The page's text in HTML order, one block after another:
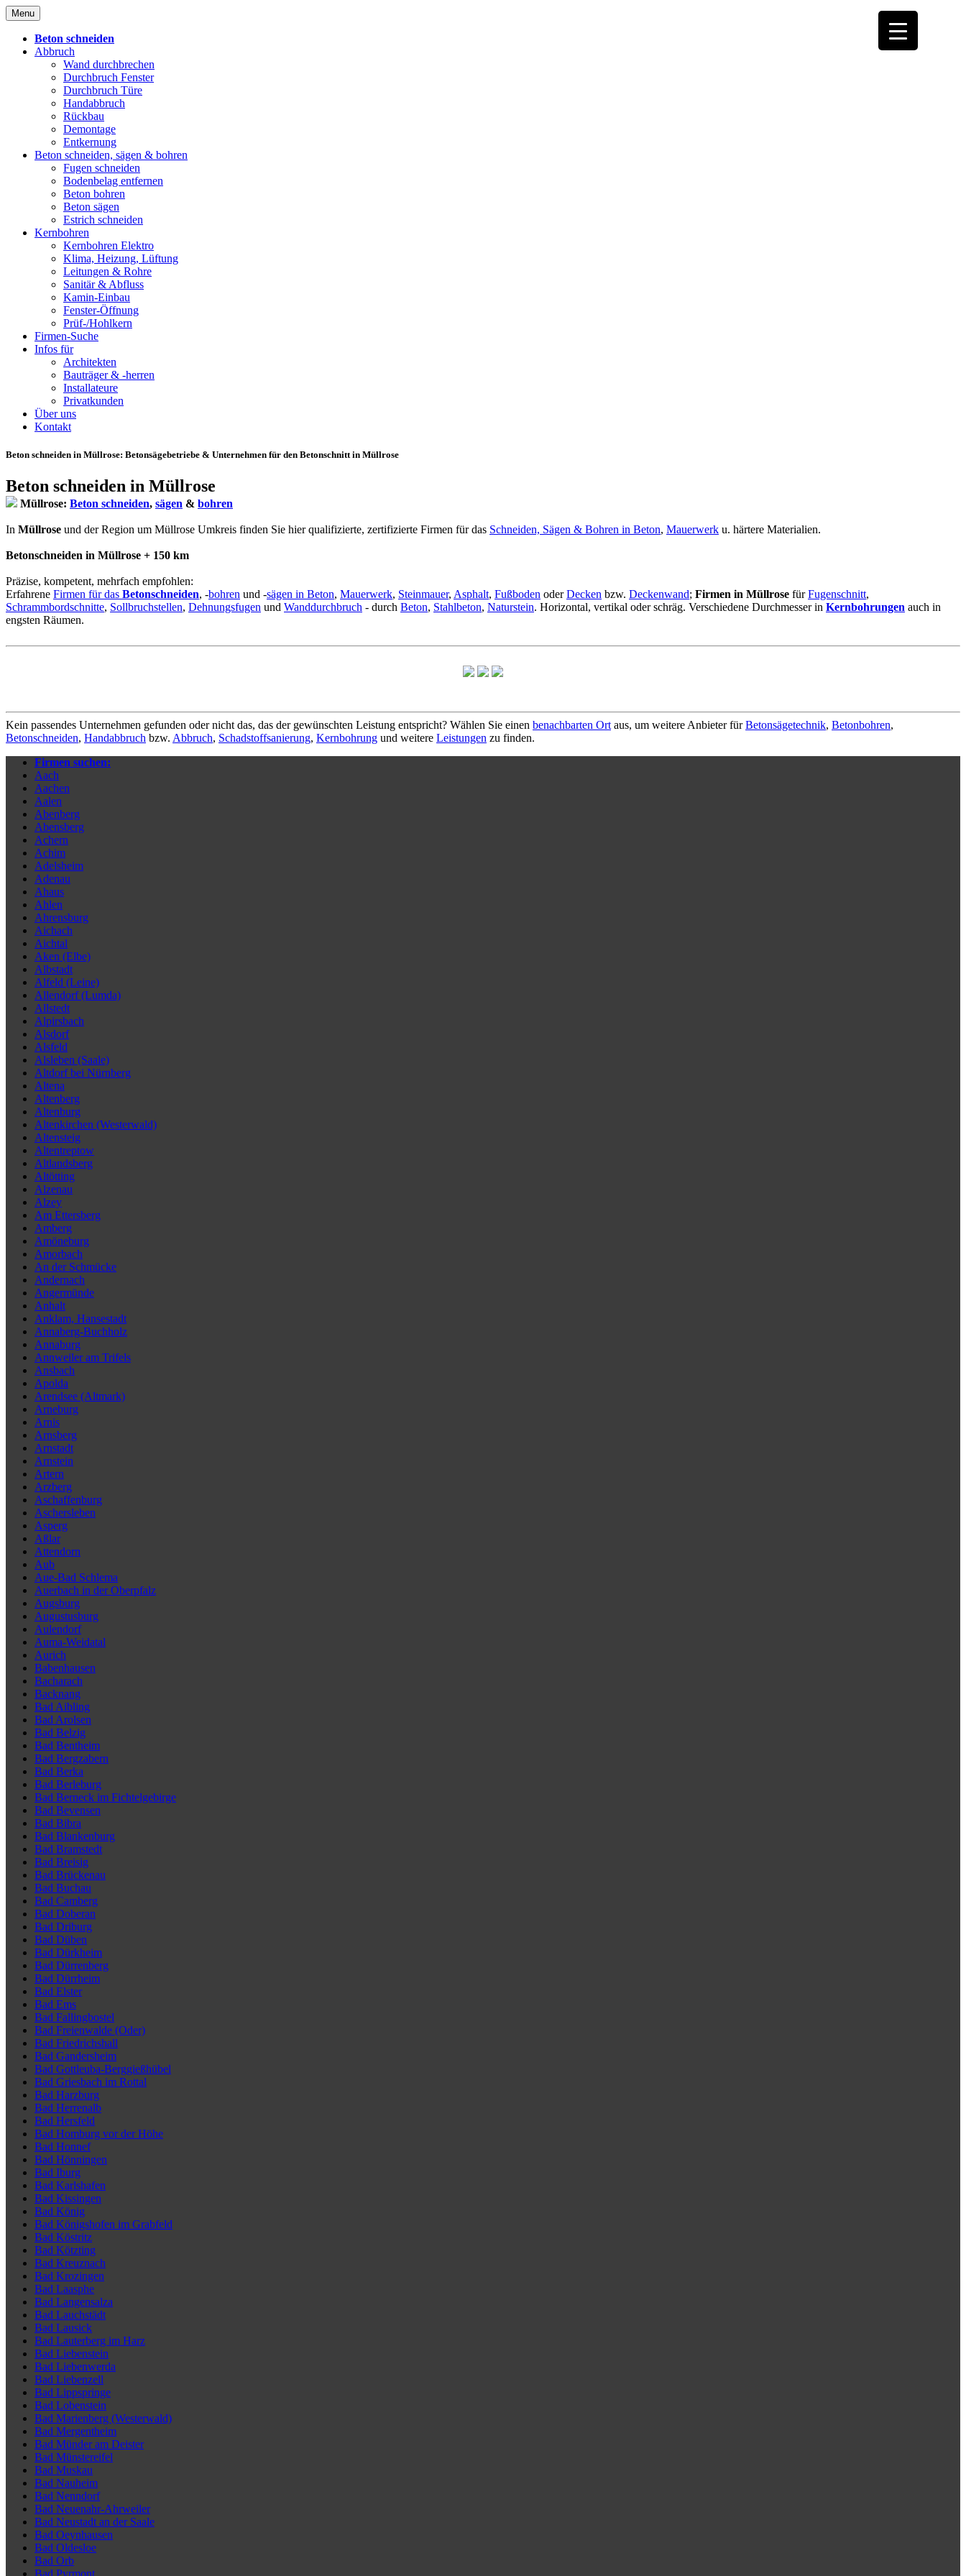
Skip
to
content
Menu
Beton schneiden
Abbruch
Wand durchbrechen
Durchbruch Fenster
Durchbruch Türe
Handabbruch
Rückbau
Demontage
Entkernung
Beton schneiden, sägen & bohren
Fugen schneiden
Bodenbelag entfernen
Beton bohren
Beton sägen
Estrich schneiden
Kernbohren
Kernbohren Elektro
Klima, Heizung, Lüftung
Leitungen & Rohre
Sanitär & Abfluss
Kamin-Einbau
Fenster-Öffnung
Prüf-/Hohlkern
Firmen-Suche
Infos für
Architekten
Bauträger & -herren
Installateure
Privatkunden
Über uns
Kontakt
Beton schneiden in Müllrose: Betonsägebetriebe & Unternehmen für den Betonschnitt in Müllrose
Beton schneiden in Müllrose
Müllrose: Beton schneiden, sägen & bohren
In Müllrose und der Region um Müllrose Umkreis finden Sie hier qualifizierte, zertifizierte Firmen für das Schneiden, Sägen & Bohren in Beton, Mauerwerk u. härtere Materialien.
Betonschneiden in Müllrose + 150 km
Präzise, kompetent, mehrfach empfohlen:
Erfahrene Firmen für das Betonschneiden, -bohren und -sägen in Beton, Mauerwerk, Steinmauer, Asphalt, Fußboden oderDecken bzw. Deckenwand; Firmen in Müllrose fürFugenschnitt,
Schrammbordschnitte, Sollbruchstellen, Dehnungsfugen und Wanddurchbruch - durch Beton, Stahlbeton, Naturstein. Horizontal, vertikal oder schräg. Verschiedene Durchmesser in Kernbohrungen auch in
engsten Räumen.
Kein passendes Unternehmen gefunden oder nicht das, das der gewünschten Leistung entspricht? Wählen Sie einen benachbarten Ort aus, um weitere Anbieter fürBetonsägetechnik, Betonbohren,
Betonschneiden, Handabbruch bzw. Abbruch, Schadstoffsanierung, Kernbohrung und weitere Leistungen zu finden.
Firmen suchen:
Aach
Aachen
Aalen
Abenberg
Abensberg
Achern
Achim
Adelsheim
Adenau
Ahaus
Ahlen
Ahrensburg
Aichach
Aichtal
Aken (Elbe)
Albstadt
Alfeld (Leine)
Allendorf (Lumda)
Allstedt
Alpirsbach
Alsdorf
Alsfeld
Alsleben (Saale)
Altdorf bei Nürnberg
Altena
Altenberg
Altenburg
Altenkirchen (Westerwald)
Altensteig
Altentreptow
Altlandsberg
Altötting
Alzenau
Alzey
Am Ettersberg
Amberg
Amöneburg
Amorbach
An der Schmücke
Andernach
Angermünde
Anhalt
Anklam, Hansestadt
Annaberg-Buchholz
Annaburg
Annweiler am Trifels
Ansbach
Apolda
Arendsee (Altmark)
Arneburg
Arnis
Arnsberg
Arnstadt
Arnstein
Artern
Arzberg
Aschaffenburg
Aschersleben
Asperg
Aßlar
Attendorn
Aub
Aue-Bad Schlema
Auerbach in der Oberpfalz
Augsburg
Augustusburg
Aulendorf
Auma-Weidatal
Aurich
Babenhausen
Bacharach
Backnang
Bad Aibling
Bad Arolsen
Bad Belzig
Bad Bentheim
Bad Bergzabern
Bad Berka
Bad Berleburg
Bad Berneck im Fichtelgebirge
Bad Bevensen
Bad Bibra
Bad Blankenburg
Bad Bramstedt
Bad Breisig
Bad Brückenau
Bad Buchau
Bad Camberg
Bad Doberan
Bad Driburg
Bad Düben
Bad Dürkheim
Bad Dürrenberg
Bad Dürrheim
Bad Elster
Bad Ems
Bad Fallingbostel
Bad Freienwalde (Oder)
Bad Friedrichshall
Bad Gandersheim
Bad Gottleuba-Berggießhübel
Bad Griesbach im Rottal
Bad Harzburg
Bad Herrenalb
Bad Hersfeld
Bad Homburg vor der Höhe
Bad Honnef
Bad Hönningen
Bad Iburg
Bad Karlshafen
Bad Kissingen
Bad König
Bad Königshofen im Grabfeld
Bad Köstritz
Bad Kötzting
Bad Kreuznach
Bad Krozingen
Bad Laasphe
Bad Langensalza
Bad Lauchstädt
Bad Lausick
Bad Lauterberg im Harz
Bad Liebenstein
Bad Liebenwerda
Bad Liebenzell
Bad Lippspringe
Bad Lobenstein
Bad Marienberg (Westerwald)
Bad Mergentheim
Bad Münder am Deister
Bad Münstereifel
Bad Muskau
Bad Nauheim
Bad Nenndorf
Bad Neuenahr-Ahrweiler
Bad Neustadt an der Saale
Bad Oeynhausen
Bad Oldesloe
Bad Orb